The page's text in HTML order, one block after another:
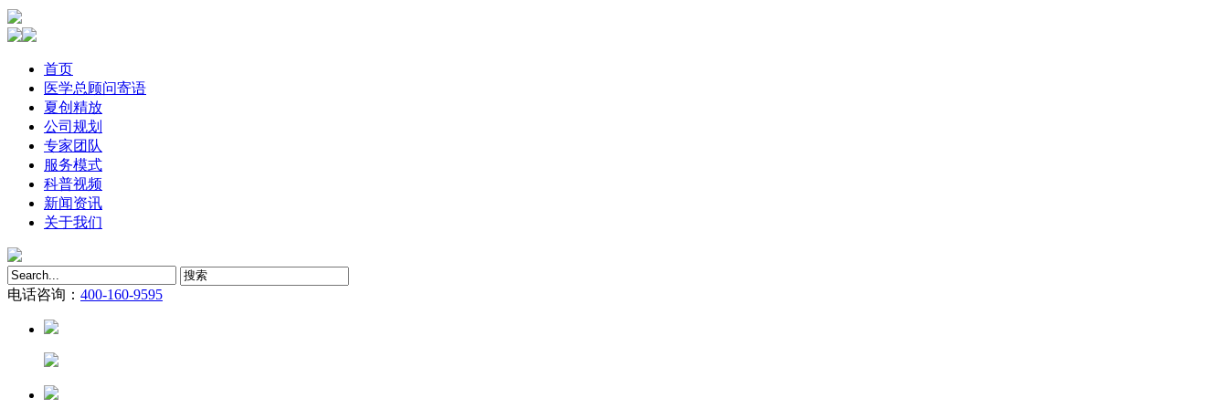
首页
医学总顾问寄语
夏创精放
公司规划
专家团队
服务模式
科普视频
新闻资讯
关于我们
电话咨询： 400-160-9595